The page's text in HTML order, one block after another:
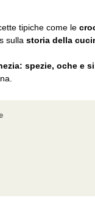
tipiche come le
sulla storia della
spezie, oche e